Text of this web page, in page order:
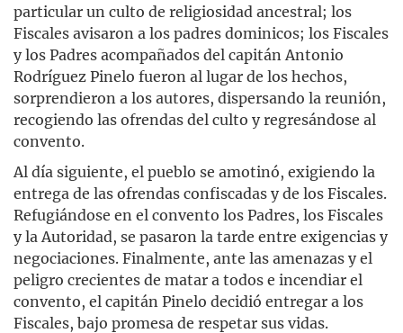
particular un culto de religiosidad ancestral; los
Fiscales avisaron a los padres dominicos; los Fiscales
y los Padres acompañados del capitán Antonio
Rodríguez Pinelo fueron al lugar de los hechos,
sorprendieron a los autores, dispersando la reunión,
recogiendo las ofrendas del culto y regresándose al
convento.
Al día siguiente, el pueblo se amotinó, exigiendo la
entrega de las ofrendas confiscadas y de los Fiscales.
Refugiándose en el convento los Padres, los Fiscales
y la Autoridad, se pasaron la tarde entre exigencias y
negociaciones. Finalmente, ante las amenazas y el
peligro crecientes de matar a todos e incendiar el
convento, el capitán Pinelo decidió entregar a los
Fiscales, bajo promesa de respetar sus vidas.